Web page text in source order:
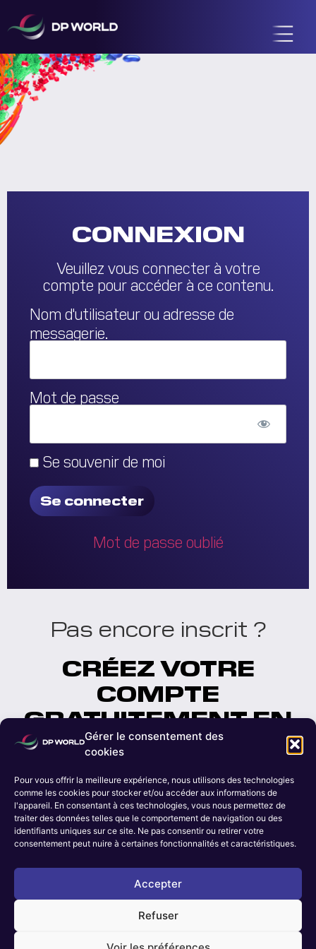
Gérer le consentement des
cookies
Pour vous offrir la meilleure expérience, nous utilisons des technologies
comme les cookies pour stocker et/ou accéder aux informations de
l'appareil. En consentant à ces technologies, vous nous permettez de
traiter des données telles que le comportement de navigation ou des
identifiants uniques sur ce site. Ne pas consentir ou retirer votre
consentement peut nuire à certaines fonctionnalités et caractéristiques.
Accepter
Refuser
Pas encore inscrit ?
CRÉEZ VOTRE
COMPTE
GRATUITEMENT EN
MOINS D'UNE
MINUTE
S'inscrire maintenant
CLICK HEREfor
Inscription des employés de DP World
CONNEXION
Veuillez vous connecter à votre
compte pour accéder à ce contenu.
Nom d'utilisateur ou adresse de
messagerie.
Mot de passe
Se souvenir de moi
Mot de passe oublié